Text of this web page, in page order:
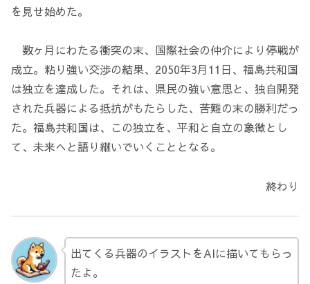
を見せ始めた。
数ヶ月にわたる衝突の末、国際社会の仲介により停戦が
成立。粘り強い交渉の結果、2050年3月11日、福島共和国
は独立を達成した。それは、県民の強い意思と、独自開発
された兵器による抵抗がもたらした、苦難の末の勝利だっ
た。福島共和国は、この独立を、平和と自立の象徴とし
て、未来へと語り継いでいくこととなる。
終わり
出てくる兵器のイラストをAIに描いてもらっ
たよ。